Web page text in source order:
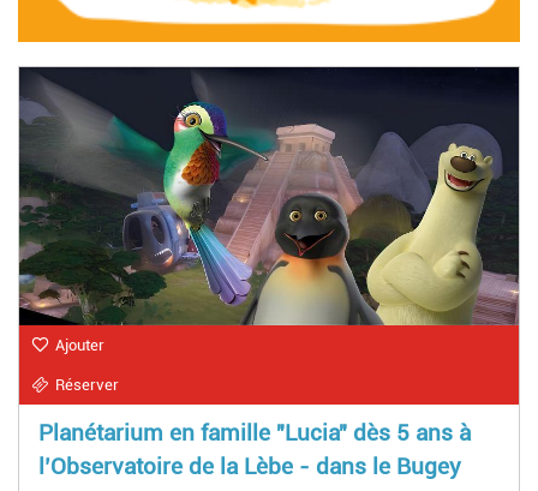
Ajouter
Réserver
Planétarium en famille "Lucia" dès 5 ans à
l’Observatoire de la Lèbe - dans le Bugey